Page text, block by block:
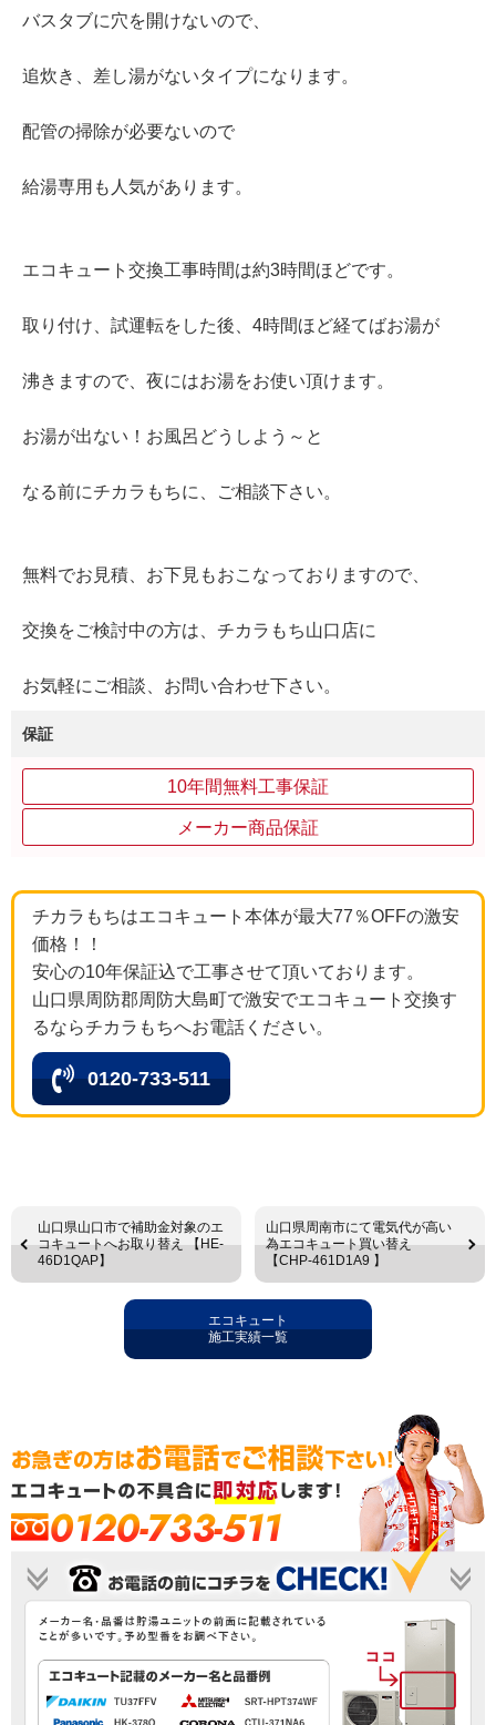
バスタブに穴を開けないので、
追炊き、差し湯がないタイプになります。
配管の掃除が必要ないので
給湯専用も人気があります。
エコキュート交換工事時間は約3時間ほどです。
取り付け、試運転をした後、4時間ほど経てばお湯が
沸きますので、夜にはお湯をお使い頂けます。
お湯が出ない！お風呂どうしよう～と
なる前にチカラもちに、ご相談下さい。
無料でお見積、お下見もおこなっておりますので、
交換をご検討中の方は、チカラもち山口店に
お気軽にご相談、お問い合わせ下さい。
保証
10年間無料工事保証
メーカー商品保証
チカラもちはエコキュート本体が最大77％OFFの激安
価格！！
安心の10年保証込で工事させて頂いております。
山口県周防郡周防大島町で激安でエコキュート交換す
るならチカラもちへお電話ください。
0120-733-511
山口県山口市で補助金対象のエ
コキュートへお取り替え 【HE-
46D1QAP】
山口県周南市にて電気代が高い
為エコキュート買い替え
【CHP-461D1A9 】
エコキュート
施工実績一覧
0120-733-511